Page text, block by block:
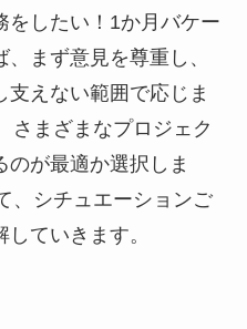
をしたい！1か月バケー
まず意見を尊重し、
えない範囲で応じま
さまざまなプロジェク
のが最適か選択しま
、シチュエーションご
ていきます。